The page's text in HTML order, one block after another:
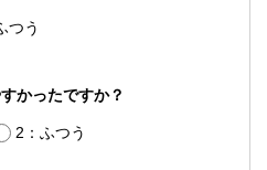
つう
かったですか？
2：ふつう